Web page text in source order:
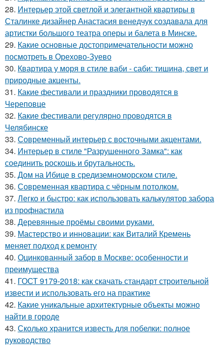
28. Интерьер этой светлой и элегантной квартиры в
Сталинке дизайнер Анастасия венедчук создавала для
артистки большого театра оперы и балета в Минске.
29. Какие основные достопримечательности можно
посмотреть в Орехово-Зуево
30. Квартира у моря в стиле ваби - саби: тишина, свет и
природные акценты.
31. Какие фестивали и праздники проводятся в
Череповце
32. Какие фестивали регулярно проводятся в
Челябинске
33. Современный интерьер с восточными акцентами.
34. Интерьер в стиле "Разрушенного Замка": как
соединить роскошь и брутальность.
35. Дом на Ибице в средиземноморском стиле.
36. Современная квартира с чёрным потолком.
37. Легко и быстро: как использовать калькулятор забора
из профнастила
38. Деревянные проёмы своими руками.
39. Мастерство и инновации: как Виталий Кремень
меняет подход к ремонту
40. Оцинкованный забор в Москве: особенности и
преимущества
41. ГОСТ 9179-2018: как скачать стандарт строительной
извести и использовать его на практике
42. Какие уникальные архитектурные объекты можно
найти в городе
43. Сколько хранится известь для побелки: полное
руководство